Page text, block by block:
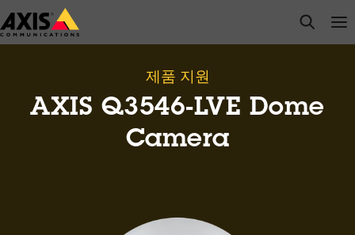
주
요
open
제품 지원
AXIS Q3546-LVE Dome
Camera